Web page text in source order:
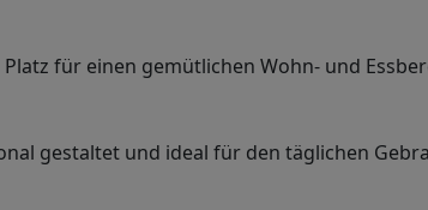
für einen gemütlichen Wohn- und
gestaltet und ideal für den täglichen